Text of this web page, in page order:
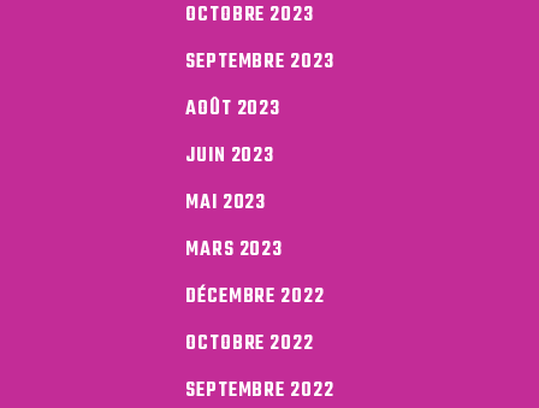
OCTOBRE 2023
SEPTEMBRE 2023
AOÛT 2023
JUIN 2023
MAI 2023
MARS 2023
DÉCEMBRE 2022
OCTOBRE 2022
SEPTEMBRE 2022